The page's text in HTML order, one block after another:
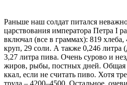
Раньше наш солдат питался
царствования императора Петра I
включал (все в граммах): 819
круп, 29 соли. А также 0,246 литра
3,27 литра пива. Очень сурово и
жиров, рыбы, постных дней. Общая
ккал, если не считать пиво. Хотя
труда – 4200–4500. Остальное,